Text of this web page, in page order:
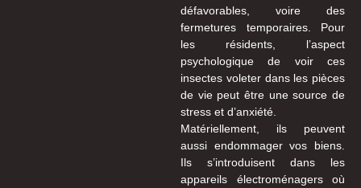
défavorables, voire des
fermetures temporaires. Pour
les résidents, l’aspect
psychologique de voir ces
insectes voleter dans les pièces
de vie peut être une source de
stress et d’anxiété.
Matériellement, ils peuvent
aussi endommager vos biens.
Ils s’introduisent dans les
appareils électroménagers où